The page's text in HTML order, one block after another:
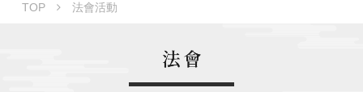
TOP 法會活動